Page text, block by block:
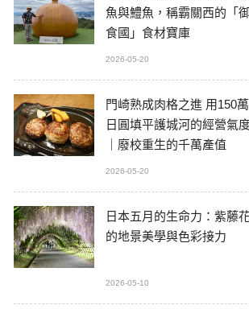
魚與鱧魚，稱霸關西的「御
食國」食材寶庫
2026-05-20
門崎熟成肉格之進 用150萬
日圓填平護城河的經營氣
｜廢校重生的千萬產值
2026-05-20
日本五月的生命力：紫藤
的地景美學與色彩接力
2026-05-10